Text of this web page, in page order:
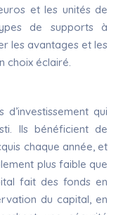
et les unités de
de supports à
les avantages et les
choix éclairé.
qui
Ils bénéficient de
chaque année, et
plus faible que
fait des fonds en
du capital, en